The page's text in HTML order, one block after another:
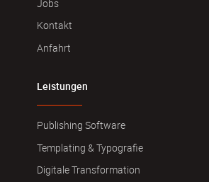
Jobs
Kontakt
Anfahrt
Leistungen
Publishing Software
Templating & Typografie
Digitale Transformation